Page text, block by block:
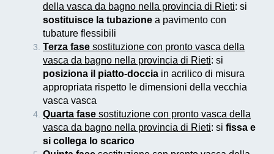
della vasca da bagno nella provincia di Rieti: si
sostituisce la tubazione a pavimento con
tubature flessibili
Terza fase sostituzione con pronto vasca della
vasca da bagno nella provincia di Rieti: si
posiziona il piatto-doccia in acrilico di misura
appropriata rispetto le dimensioni della vecchia
vasca vasca
Quarta fase sostituzione con pronto vasca della
vasca da bagno nella provincia di Rieti: si fissa e
si collega lo scarico